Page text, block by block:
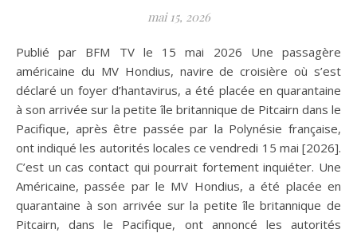
mai 15, 2026
Publié par BFM TV le 15 mai 2026 Une passagère
américaine du MV Hondius, navire de croisière où s’est
déclaré un foyer d’hantavirus, a été placée en quarantaine
à son arrivée sur la petite île britannique de Pitcairn dans le
Pacifique, après être passée par la Polynésie française,
ont indiqué les autorités locales ce vendredi 15 mai [2026].
C’est un cas contact qui pourrait fortement inquiéter. Une
Américaine, passée par le MV Hondius, a été placée en
quarantaine à son arrivée sur la petite île britannique de
Pitcairn, dans le Pacifique, ont annoncé les autorités